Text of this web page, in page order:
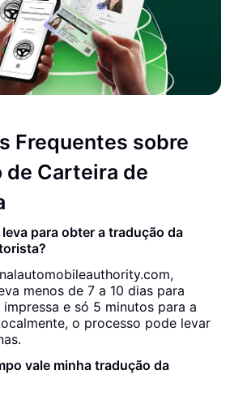
Frequentes sobre
de Carteira de
para obter a tradução da
menos de 7 a 10 dias para
e só 5 minutos para a
o processo pode levar
vale minha tradução da